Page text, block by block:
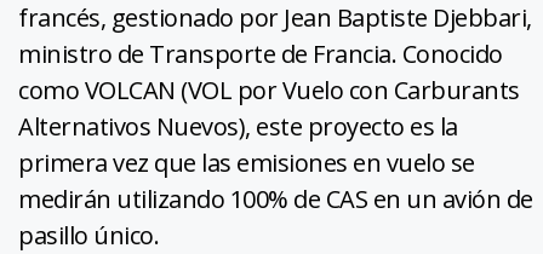
francés, gestionado por Jean Baptiste Djebbari,
ministro de Transporte de Francia. Conocido
como VOLCAN (VOL por Vuelo con Carburants
Alternativos Nuevos), este proyecto es la
primera vez que las emisiones en vuelo se
medirán utilizando 100% de CAS en un avión de
pasillo único.